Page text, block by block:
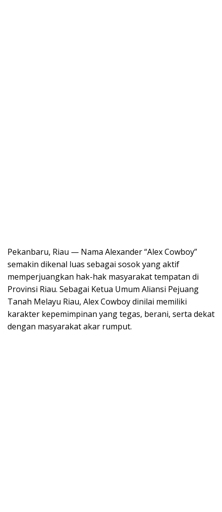
Pekanbaru, Riau — Nama Alexander “Alex Cowboy”
semakin dikenal luas sebagai sosok yang aktif
memperjuangkan hak-hak masyarakat tempatan di
Provinsi Riau. Sebagai Ketua Umum Aliansi Pejuang
Tanah Melayu Riau, Alex Cowboy dinilai memiliki
karakter kepemimpinan yang tegas, berani, serta dekat
dengan masyarakat akar rumput.